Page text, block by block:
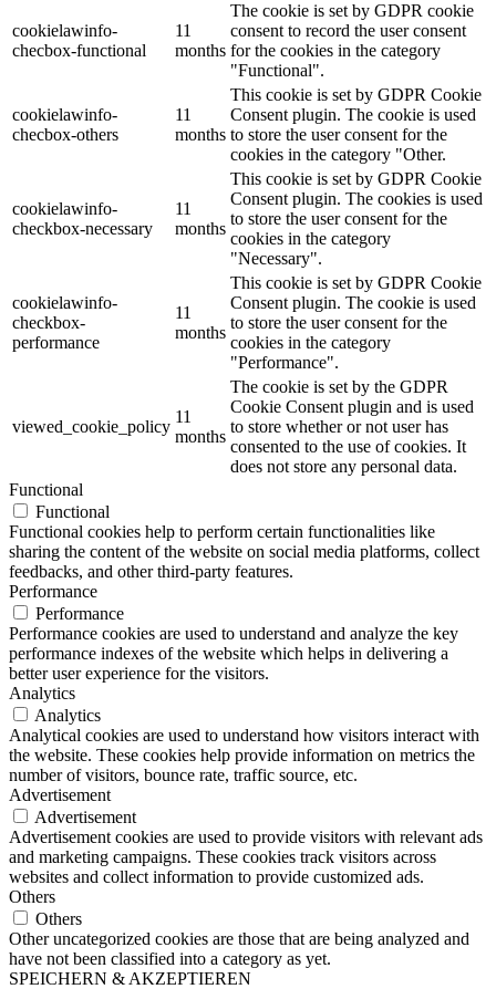
cookielawinfo-
checbox-functional
11
months
The cookie is set by GDPR cookie
consent to record the user consent
for the cookies in the category
"Functional".
cookielawinfo-
checbox-others
11
months
This cookie is set by GDPR Cookie
Consent plugin. The cookie is used
to store the user consent for the
cookies in the category "Other.
cookielawinfo-
checkbox-necessary
11
months
This cookie is set by GDPR Cookie
Consent plugin. The cookies is used
to store the user consent for the
cookies in the category
"Necessary".
cookielawinfo-
checkbox-
performance
11
months
This cookie is set by GDPR Cookie
Consent plugin. The cookie is used
to store the user consent for the
cookies in the category
"Performance".
viewed_cookie_policy
11
months
The cookie is set by the GDPR
Cookie Consent plugin and is used
to store whether or not user has
consented to the use of cookies. It
does not store any personal data.
Functional
Functional
Functional cookies help to perform certain functionalities like
sharing the content of the website on social media platforms, collect
feedbacks, and other third-party features.
Performance
Performance
Performance cookies are used to understand and analyze the key
performance indexes of the website which helps in delivering a
better user experience for the visitors.
Analytics
Analytics
Analytical cookies are used to understand how visitors interact with
the website. These cookies help provide information on metrics the
number of visitors, bounce rate, traffic source, etc.
Advertisement
Advertisement
Advertisement cookies are used to provide visitors with relevant ads
and marketing campaigns. These cookies track visitors across
websites and collect information to provide customized ads.
Others
Others
Other uncategorized cookies are those that are being analyzed and
have not been classified into a category as yet.
SPEICHERN & AKZEPTIEREN